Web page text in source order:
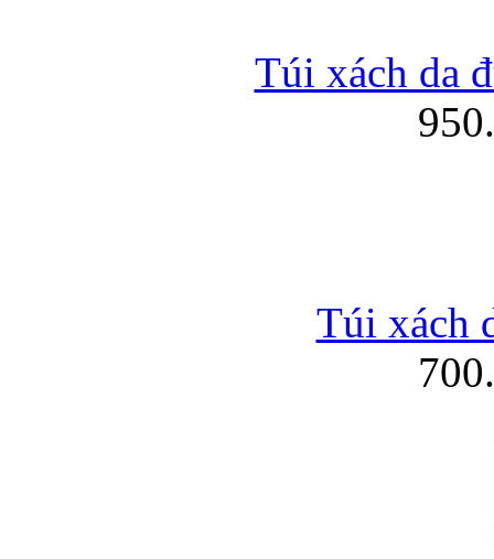
Túi xách da
Túi xách